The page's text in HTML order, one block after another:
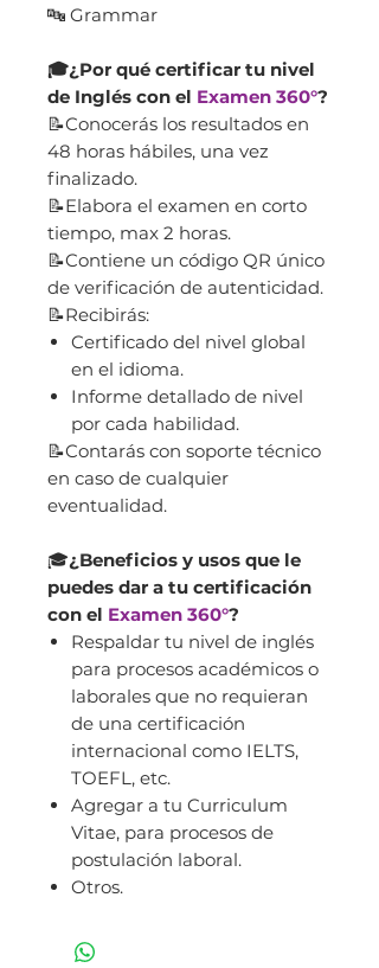
🔤 Grammar
🎓¿Por qué certificar tu nivel
de Inglés con el Examen 360°?
📝Conocerás los resultados en
48 horas hábiles, una vez
finalizado.
📝Elabora el examen en corto
tiempo, max 2 horas.
📝Contiene un código QR único
de verificación de autenticidad.
📝Recibirás:
Certificado del nivel global
en el idioma.
Informe detallado de nivel
por cada habilidad.
📝Contarás con soporte técnico
en caso de cualquier
eventualidad.
🎓¿Beneficios y usos que le
puedes dar a tu certificación
con el Examen 360°?
Respaldar tu nivel de inglés
para procesos académicos o
laborales que no requieran
de una certificación
internacional como IELTS,
TOEFL, etc.
Agregar a tu Curriculum
Vitae, para procesos de
postulación laboral.
Otros.